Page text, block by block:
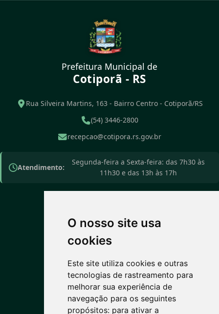
O nosso site usa
cookies
Este site utiliza cookies e outras
tecnologias de rastreamento para
melhorar sua experiência de
navegação para os seguintes
propósitos: para ativar a
Prefeitura Municipal de
Cotiporã - RS
Rua Silveira Martins, 163 - Bairro Centro - Cotiporã/RS
(54) 3446-2800
recepcao@cotipora.rs.gov.br
Atendimento:
Segunda-feira a Sexta-feira: das 7h30 às
11h30 e das 13h às 17h
PREVISÃO DO TEMPO
4°C
Céu limpo
Máx: 14° • Mín: 2°